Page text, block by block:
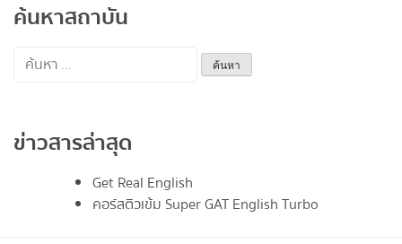
ค้นหาสถาบัน
ค้นหา
ข่าวสารล่าสุด
Get Real English
คอร์สติวเข้ม Super GAT English Turbo